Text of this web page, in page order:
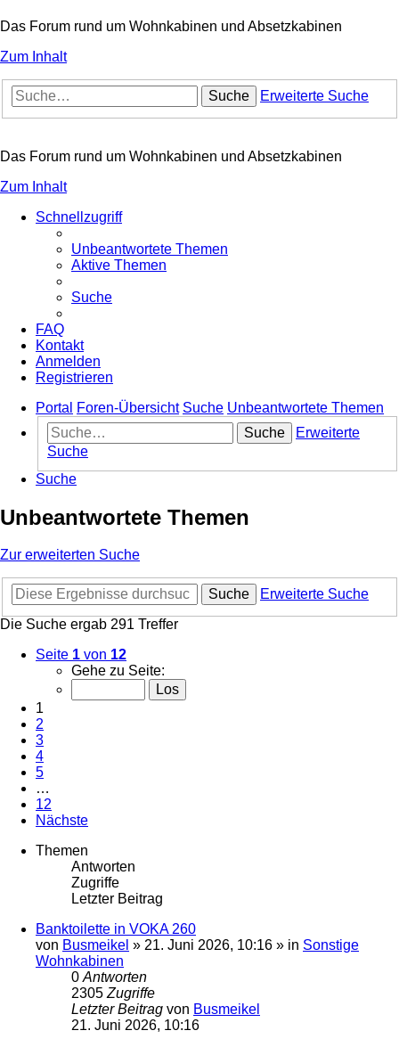
Das Forum rund um Wohnkabinen und Absetzkabinen
Zum Inhalt
Suche Erweiterte Suche
Das Forum rund um Wohnkabinen und Absetzkabinen
Zum Inhalt
Schnellzugriff
Unbeantwortete Themen
Aktive Themen
Suche
FAQ
Kontakt
Anmelden
Registrieren
Portal
Foren-Übersicht Suche Unbeantwortete Themen
Suche
Erweiterte
Suche
Suche
Unbeantwortete Themen
Zur erweiterten Suche
Suche
Erweiterte Suche
Die Suche ergab 291 Treffer
Seite 1 von 12
Gehe zu Seite:
1
2
3
4
5
…
12
Nächste
Themen
Antworten
Zugriffe
Letzter Beitrag
Banktoilette in VOKA 260
von Busmeikel » 21. Juni 2026, 10:16 » in Sonstige
Wohnkabinen
0 Antworten
2305 Zugriffe
Letzter Beitrag von Busmeikel
21. Juni 2026, 10:16